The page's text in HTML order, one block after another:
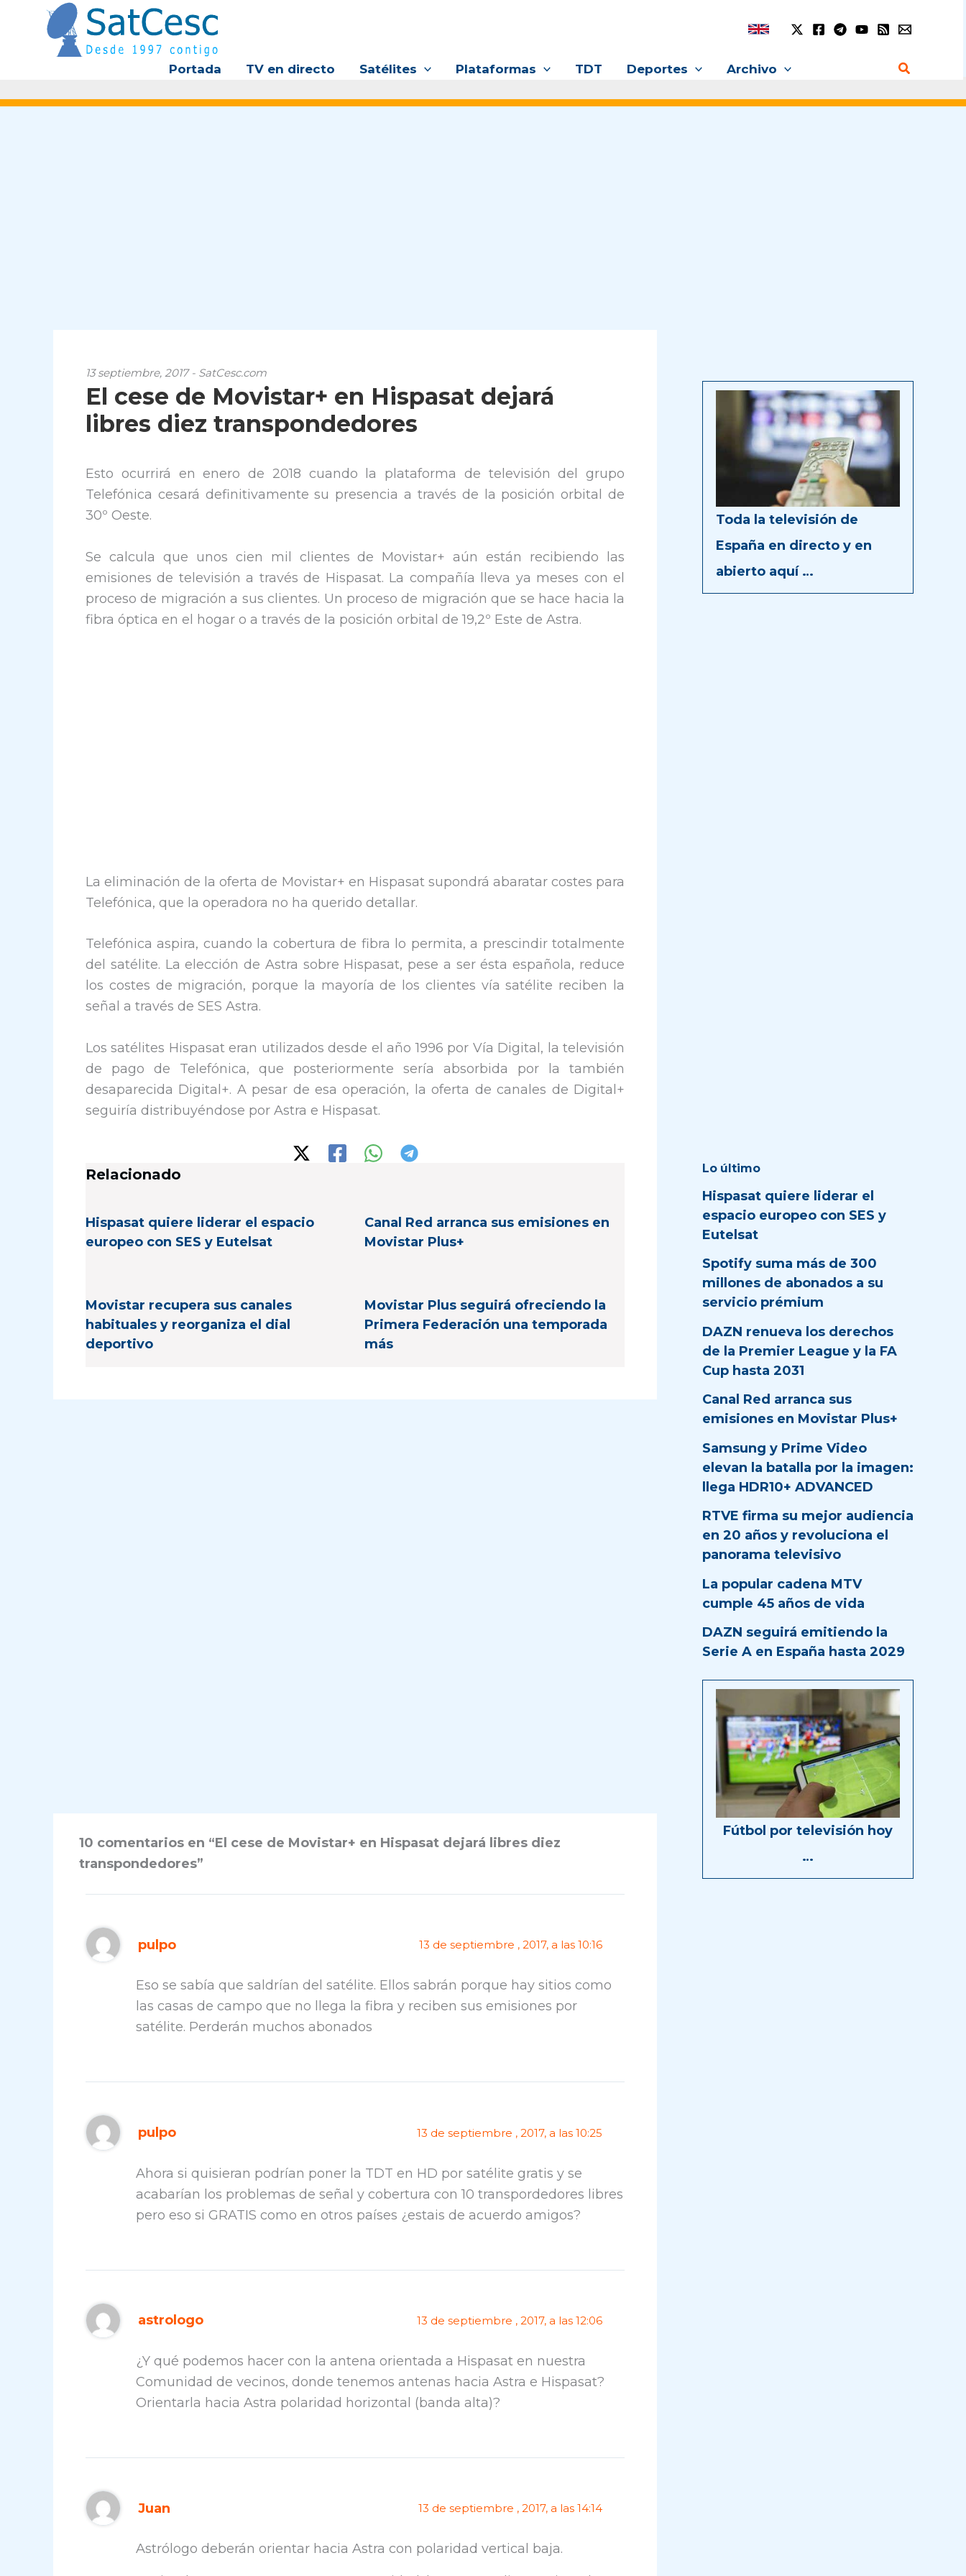
contenido
Portada TV en directo Satélites Plataformas TDT Deportes Archivo Buscar
13 septiembre, 2017 - SatCesc.com
El cese de Movistar+ en Hispasat dejará
libres diez transpondedores
Esto ocurrirá en enero de 2018 cuando la plataforma de televisión del grupo
Telefónica cesará definitivamente su presencia a través de la posición orbital de
30º Oeste.
Se calcula que unos cien mil clientes de Movistar+ aún están recibiendo las
emisiones de televisión a través de Hispasat. La compañía lleva ya meses con el
proceso de migración a sus clientes. Un proceso de migración que se hace hacia la
fibra óptica en el hogar o a través de la posición orbital de 19,2º Este de Astra.
La eliminación de la oferta de Movistar+ en Hispasat supondrá abaratar costes para
Telefónica, que la operadora no ha querido detallar.
Telefónica aspira, cuando la cobertura de fibra lo permita, a prescindir totalmente
del satélite. La elección de Astra sobre Hispasat, pese a ser ésta española, reduce
los costes de migración, porque la mayoría de los clientes vía satélite reciben la
señal a través de SES Astra.
Los satélites Hispasat eran utilizados desde el año 1996 por Vía Digital, la televisión
de pago de Telefónica, que posteriormente sería absorbida por la también
desaparecida Digital+. A pesar de esa operación, la oferta de canales de Digital+
seguiría distribuyéndose por Astra e Hispasat.
Relacionado
Hispasat quiere liderar el espacio
europeo con SES y Eutelsat
Canal Red arranca sus emisiones en
Movistar Plus+
Movistar recupera sus canales
habituales y reorganiza el dial
deportivo
Movistar Plus seguirá ofreciendo la
Primera Federación una temporada
más
10 comentarios en “El cese de Movistar+ en Hispasat dejará libres diez
transpondedores”
pulpo 13 de septiembre , 2017, a las 10:16
Eso se sabía que saldrían del satélite. Ellos sabrán porque hay sitios como
las casas de campo que no llega la fibra y reciben sus emisiones por
satélite. Perderán muchos abonados
pulpo 13 de septiembre , 2017, a las 10:25
Ahora si quisieran podrían poner la TDT en HD por satélite gratis y se
acabarían los problemas de señal y cobertura con 10 transpordedores libres
pero eso si GRATIS como en otros países ¿estais de acuerdo amigos?
astrologo 13 de septiembre , 2017, a las 12:06
¿Y qué podemos hacer con la antena orientada a Hispasat en nuestra
Comunidad de vecinos, donde tenemos antenas hacia Astra e Hispasat?
Orientarla hacia Astra polaridad horizontal (banda alta)?
Juan 13 de septiembre , 2017, a las 14:14
Astrólogo deberán orientar hacia Astra con polaridad vertical baja.
Toda la televisión de
España en directo y en
abierto aquí …
Lo último
Hispasat quiere liderar el
espacio europeo con SES y
Eutelsat
Spotify suma más de 300
millones de abonados a su
servicio prémium
DAZN renueva los derechos
de la Premier League y la FA
Cup hasta 2031
Canal Red arranca sus
emisiones en Movistar Plus+
Samsung y Prime Video
elevan la batalla por la imagen:
llega HDR10+ ADVANCED
RTVE firma su mejor audiencia
en 20 años y revoluciona el
panorama televisivo
La popular cadena MTV
cumple 45 años de vida
DAZN seguirá emitiendo la
Serie A en España hasta 2029
Fútbol por televisión hoy
…